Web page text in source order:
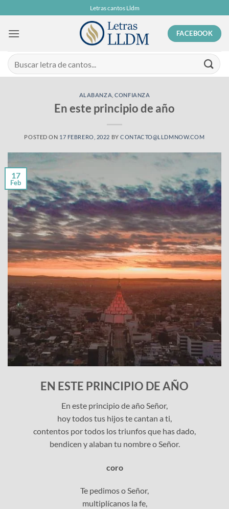
to
content
Letras cantos Lldm
FACEBOOK
ALABANZA ,CONFIANZA
En este principio de año
POSTED ON 17 FEBRERO, 2022 BYCONTACTO@LLDMNOW.COM
17
Feb
EN ESTE PRINCIPIO DE AÑO
En este principio de año Señor,
hoy todos tus hijos te cantan a ti,
contentos por todos los triunfos que has dado,
bendicen y alaban tu nombre o Señor.
coro
Te pedimos o Señor,
multiplícanos la fe,